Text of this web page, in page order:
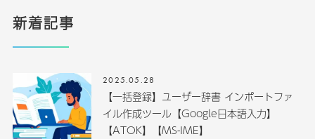
新着記事
2025.05.28
【一括登録】ユーザー辞書 インポートファ
イル作成ツール【Google日本語入力】
【ATOK】【MS-IME】